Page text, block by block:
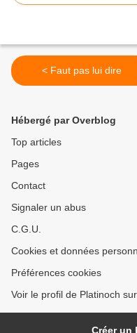
< Faut pas lui dire
Hébergé par Overblog
Top articles
Pages
Contact
Signaler un abus
C.G.U.
Cookies et données
Préférences cookies
Voir le profil de Platinoch
Créer un